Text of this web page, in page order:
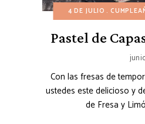
4 DE JULIO
Pastel de
Con las fresas de
ustedes este delicioso y
de Fresa y